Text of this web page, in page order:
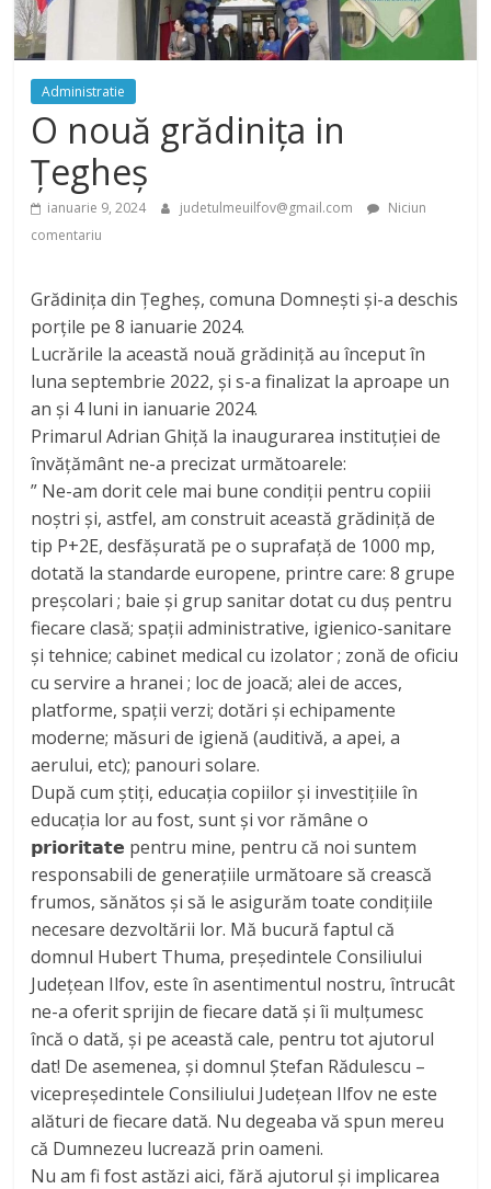
Administratie
O nouă grădinița in
Țegheș
ianuarie 9, 2024 judetulmeuilfov@gmail.com
Niciun
comentariu
Grădinița din Țegheș, comuna Domnești și-a deschis
porțile pe 8 ianuarie 2024.
Lucrările la această nouă grădiniță au început în
luna septembrie 2022, și s-a finalizat la aproape un
an și 4 luni in ianuarie 2024.
Primarul Adrian Ghiță la inaugurarea instituției de
învățământ ne-a precizat următoarele:
” Ne-am dorit cele mai bune condiții pentru copiii
noștri și, astfel, am construit această grădiniță de
tip P+2E, desfășurată pe o suprafață de 1000 mp,
dotată la standarde europene, printre care: 8 grupe
preșcolari ; baie și grup sanitar dotat cu duș pentru
fiecare clasă; spații administrative, igienico-sanitare
și tehnice; cabinet medical cu izolator ; zonă de oficiu
cu servire a hranei ; loc de joacă; alei de acces,
platforme, spații verzi; dotări și echipamente
moderne; măsuri de igienă (auditivă, a apei, a
aerului, etc); panouri solare.
După cum știți, educația copiilor și investițiile în
educația lor au fost, sunt și vor rămâne o
𝗽𝗿𝗶𝗼𝗿𝗶𝘁𝗮𝘁𝗲 pentru mine, pentru că noi suntem
responsabili de generațiile următoare să crească
frumos, sănătos și să le asigurăm toate condițiile
necesare dezvoltării lor. Mă bucură faptul că
domnul Hubert Thuma, președintele Consiliului
Județean Ilfov, este în asentimentul nostru, întrucât
ne-a oferit sprijin de fiecare dată și îi mulțumesc
încă o dată, și pe această cale, pentru tot ajutorul
dat! De asemenea, și domnul Ștefan Rădulescu –
vicepreședintele Consiliului Județean Ilfov ne este
alături de fiecare dată. Nu degeaba vă spun mereu
că Dumnezeu lucrează prin oameni.
Nu am fi fost astăzi aici, fără ajutorul și implicarea